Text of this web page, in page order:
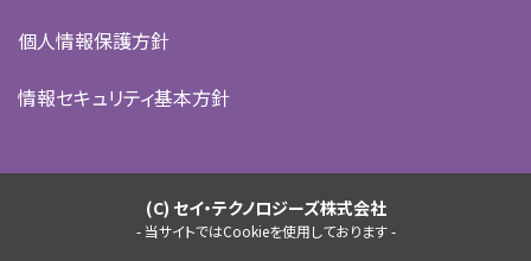
個人情報保護方針
情報セキュリティ基本方針
(C) セイ・テクノロジーズ株式会社
- 当サイトではCookieを使用しております -